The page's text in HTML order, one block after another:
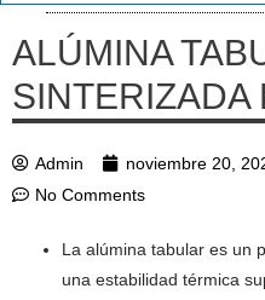
ALÚMINA
SINTERIZADA
Admin noviembre 20,
No Comments
La alúmina tabular es un
una estabilidad térmica